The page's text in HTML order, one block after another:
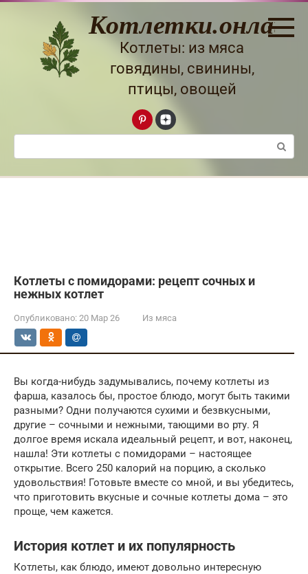
Перейти
Котлетки.онлайн
Котлеты: из мяса
говядины, свинины,
птицы, овощей
Поиск:
Котлеты с помидорами: рецепт сочных и
нежных котлет
Опубликовано: 20 Мар 26 Из мяса
Вы когда-нибудь задумывались, почему котлеты из
фарша, казалось бы, простое блюдо, могут быть такими
разными? Одни получаются сухими и безвкусными,
другие – сочными и нежными, тающими во рту. Я
долгое время искала идеальный рецепт, и вот, наконец,
нашла! Эти котлеты с помидорами – настоящее
открытие. Всего 250 калорий на порцию, а сколько
удовольствия! Готовьте вместе со мной, и вы убедитесь,
что приготовить вкусные и сочные котлеты дома – это
проще, чем кажется.
История котлет и их популярность
Котлеты, как блюдо, имеют довольно интересную